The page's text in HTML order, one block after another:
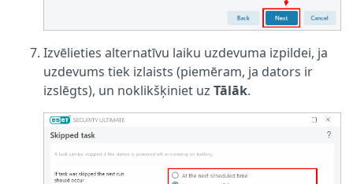
Izvēlieties alternatīvu laiku uzdevuma izpildei, ja
uzdevums tiek izlaists (piemēram, ja dators ir
izslēgts), un noklikšķiniet uz Tālāk.